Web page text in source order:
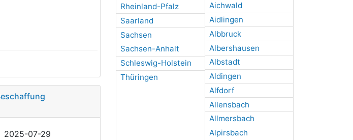
Rheinland-Pfalz
Saarland
Sachsen
Sachsen-Anhalt
Schleswig-Holstein
Thüringen
Aichwald
Aidlingen
Albbruck
Albershausen
Albstadt
Aldingen
Alfdorf
Allensbach
Allmersbach
Alpirsbach
2025-07-29